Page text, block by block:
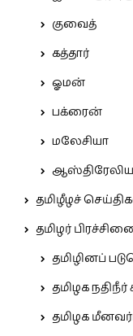
குவைத்
கத்தார்
ஓமன்
பக்ரைன்
மலேசியா
தமிழீழச்
தமிழர்
தமிழினப்
தமிழக
தமிழக